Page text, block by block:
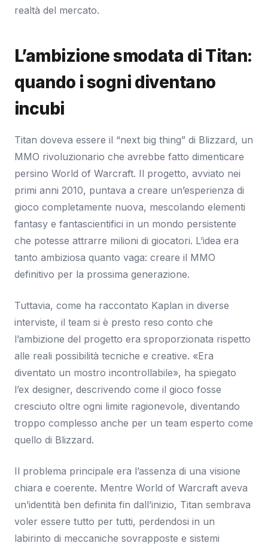
realtà del mercato.
L’ambizione smodata di Titan:
quando i sogni diventano
incubi
Titan doveva essere il “next big thing” di Blizzard, un
MMO rivoluzionario che avrebbe fatto dimenticare
persino World of Warcraft. Il progetto, avviato nei
primi anni 2010, puntava a creare un’esperienza di
gioco completamente nuova, mescolando elementi
fantasy e fantascientifici in un mondo persistente
che potesse attrarre milioni di giocatori. L’idea era
tanto ambiziosa quanto vaga: creare il MMO
definitivo per la prossima generazione.
Tuttavia, come ha raccontato Kaplan in diverse
interviste, il team si è presto reso conto che
l’ambizione del progetto era sproporzionata rispetto
alle reali possibilità tecniche e creative. «Era
diventato un mostro incontrollabile», ha spiegato
l’ex designer, descrivendo come il gioco fosse
cresciuto oltre ogni limite ragionevole, diventando
troppo complesso anche per un team esperto come
quello di Blizzard.
Il problema principale era l’assenza di una visione
chiara e coerente. Mentre World of Warcraft aveva
un’identità ben definita fin dall’inizio, Titan sembrava
voler essere tutto per tutti, perdendosi in un
labirinto di meccaniche sovrapposte e sistemi